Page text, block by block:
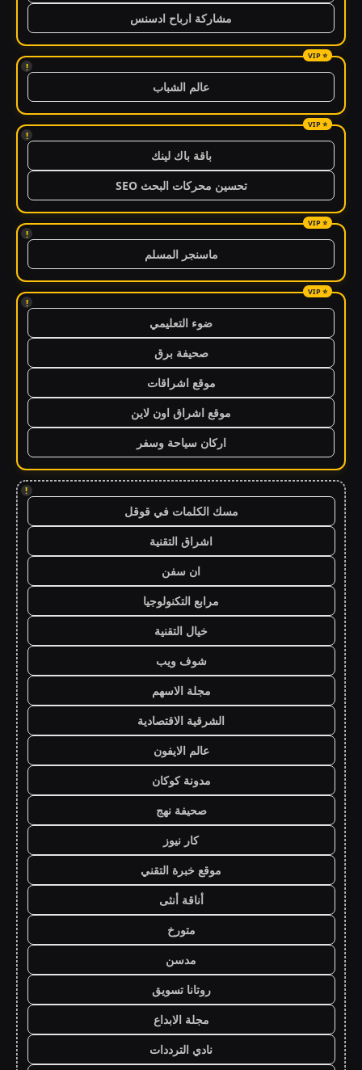
مشاركة ارباح ادسنس
!
عالم الشباب
!
باقة باك لينك
تحسين محركات البحث SEO
!
ماسنجر المسلم
!
ضوء التعليمي
صحيفة برق
موقع اشراقات
موقع اشراق اون لاين
اركان سياحة وسفر
!
مسك الكلمات في قوقل
اشراق التقنية
ان سفن
مرابع التكنولوجيا
خيال التقنية
شوف ويب
مجلة الاسهم
الشرقية الاقتصادية
عالم الايفون
مدونة كوكان
صحيفة نهج
كار نيوز
موقع خبرة التقني
أناقة أنثى
متورخ
مدسن
روتانا تسويق
مجلة الابداع
نادي الترددات